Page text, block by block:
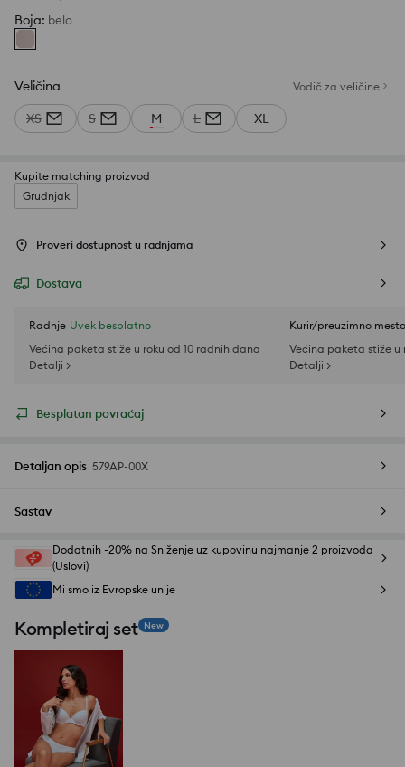
Boja: belo
Veličina Vodič za veličine
XS S M L XL
Kupite matching proizvod
Grudnjak
Proveri dostupnost u radnjama
Dostava
Radnje Uvek besplatno
Većina paketa stiže u roku od 10 radnih dana
Detalji >
Kurir/preuzimno mesto
Većina paketa stiže u
Detalji >
Besplatan povraćaj
Detaljan opis 579AP-00X
Sastav
Dodatnih -20% na Sniženje uz kupovinu najmanje 2 proizvoda
(Uslovi)
Mi smo iz Evropske unije
Kompletiraj set New